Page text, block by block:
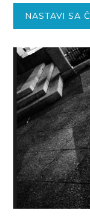
NASTAVI SA